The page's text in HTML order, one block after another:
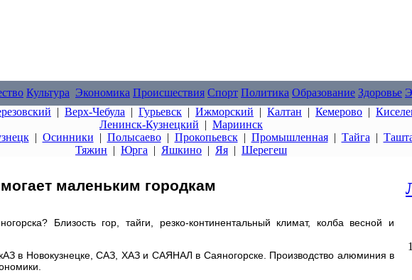
Культура Экономика Происшествия Спорт Политика Образование Здоровье
| Верх-Чебула | Гурьевск | Ижморский | Калтан | Кемерово |
Ленинск-Кузнецкий | Мариинск
| Осинники | Полысаево| Прокопьевск| Промышленная| Тайга |
Тяжин | Юрга | Яшкино | Яя | Шерегеш
маленьким городкам
Близость гор, тайги, резко-континентальный климат, колба весной и
в Новокузнецке, САЗ, ХАЗ и САЯНАЛ в Саяногорске. Производство алюминия в